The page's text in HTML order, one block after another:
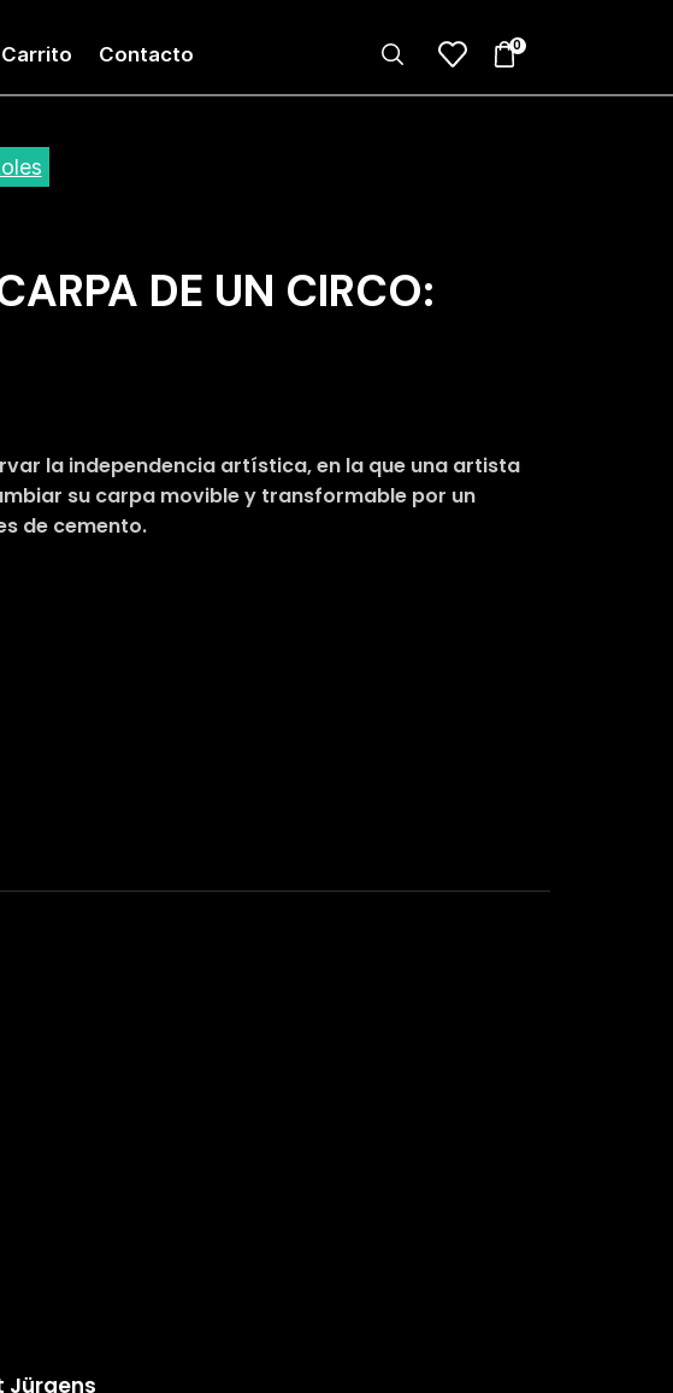
Carrito Contacto 0
DE UN CIRCO:
la independencia artística, en la que una artista
su carpa movible y transformable por un
de cemento.
Jürgens